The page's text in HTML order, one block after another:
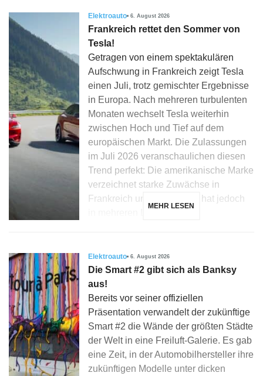
Elektroauto 6. August 2026
Frankreich rettet den Sommer von
Tesla!
Getragen von einem spektakulären
Aufschwung in Frankreich zeigt Tesla
einen Juli, trotz gemischter Ergebnisse
in Europa. Nach mehreren turbulenten
Monaten wechselt Tesla weiterhin
zwischen Hoch und Tief auf dem
europäischen Markt. Die Zulassungen
im Juli 2026 veranschaulichen diesen
Trend perfekt: Die amerikanische Marke
verzeichnet starke Zuwächse in
Frankreich und Dänemark, hat jedoch
MEHR LESEN
Elektroauto 6. August 2026
Die Smart #2 gibt sich als Banksy
aus!
Bereits vor seiner offiziellen
Präsentation verwandelt der zukünftige
Smart #2 die Wände der größten Städte
der Welt in eine Freiluft-Galerie. Es gab
eine Zeit, in der Automobilhersteller ihre
zukünftigen Modelle unter dicken